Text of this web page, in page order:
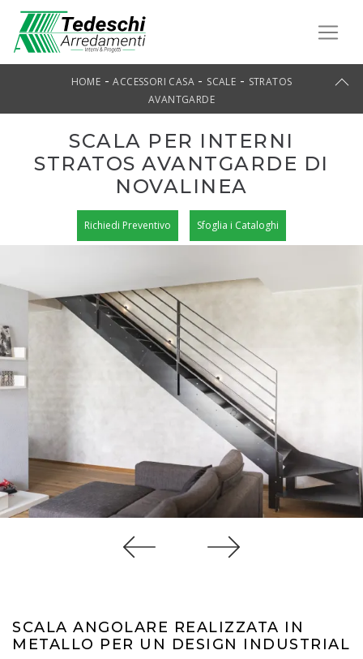
HOME -ACCESSORI CASA - SCALE - STRATOS
AVANTGARDE
SCALA PER INTERNI
STRATOS AVANTGARDE DI
NOVALINEA
Richiedi Preventivo Sfoglia i Cataloghi
SCALA ANGOLARE REALIZZATA IN
METALLO PER UN DESIGN INDUSTRIAL